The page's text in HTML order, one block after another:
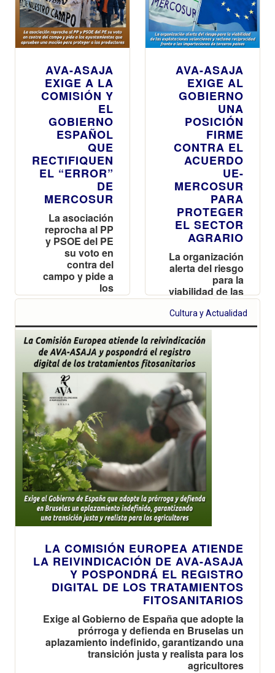
AVA-ASAJA
EXIGE A LA
COMISIÓN Y
EL
GOBIERNO
ESPAÑOL
QUE
RECTIFIQUEN
EL “ERROR”
DE
MERCOSUR
La asociación
reprocha al PP
y PSOE del PE
su voto en
contra del
campo y pide a
los
ayuntamientos
una moción
para proteger a
los productores
AVA-ASAJA
EXIGE AL
GOBIERNO
UNA
POSICIÓN
FIRME
CONTRA EL
ACUERDO
UE-
MERCOSUR
PARA
PROTEGER
EL SECTOR
AGRARIO
La organización
alerta del riesgo
para la
viabilidad de las
explotaciones
valencianas y
reclama
reciprocidad
importaciones
de terceros
Cultura y Actualidad
LA COMISIÓN EUROPEA ATIENDE
LA REIVINDICACIÓN DE AVA-ASAJA
Y POSPONDRÁ EL REGISTRO
DIGITAL DE LOS TRATAMIENTOS
FITOSANITARIOS
Exige al Gobierno de España que adopte la
prórroga y defienda en Bruselas un
aplazamiento indefinido, garantizando una
transición justa y realista para los
agricultores